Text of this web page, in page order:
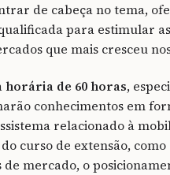
de cabeça no tema,
para estimular
que mais cresceu
horária de 60 horas,
conhecimentos em
relacionado à
curso de extensão, como
de mercado, o